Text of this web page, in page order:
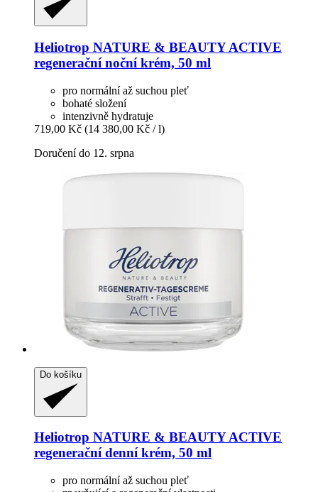
Heliotrop NATURE & BEAUTYACTIVE
regenerační noční krém, 50 ml
pro normální až suchou pleť
bohaté složení
intenzivně hydratuje
719,00 Kč (14 380,00 Kč / l)
Doručení do 12. srpna
Do košíku
Heliotrop NATURE & BEAUTYACTIVE
regenerační denní krém, 50 ml
pro normální až suchou pleť